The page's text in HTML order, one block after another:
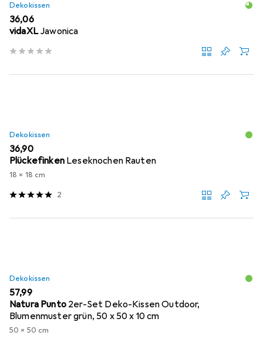
Dekokissen
EUR
36,06
vidaXL Jawonica
Dekokissen
EUR
36,90
Plückefinken Leseknochen Rauten
18 x 18 cm
2
Dekokissen
EUR
57,99
Natura Punto 2er-Set Deko-Kissen Outdoor,
Blumenmuster grün, 50 x 50 x 10 cm
50 x 50 cm